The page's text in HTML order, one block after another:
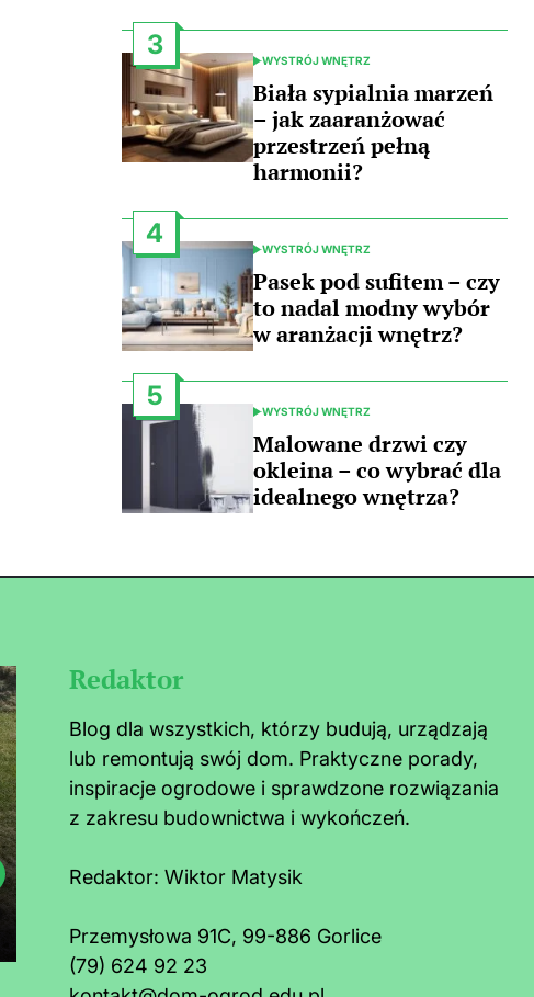
3
POSTED
IN
WYSTRÓJ WNĘTRZ
Biała sypialnia marzeń
– jak zaaranżować
przestrzeń pełną
harmonii?
4
POSTED
IN
WYSTRÓJ WNĘTRZ
Pasek pod sufitem – czy
to nadal modny wybór
w aranżacji wnętrz?
5
POSTED
IN
WYSTRÓJ WNĘTRZ
Malowane drzwi czy
okleina – co wybrać dla
idealnego wnętrza?
Redaktor
Blog dla wszystkich, którzy budują, urządzają
lub remontują swój dom. Praktyczne porady,
inspiracje ogrodowe i sprawdzone rozwiązania
z zakresu budownictwa i wykończeń.
Redaktor: Wiktor Matysik
Przemysłowa 91C, 99-886 Gorlice
(79) 624 92 23